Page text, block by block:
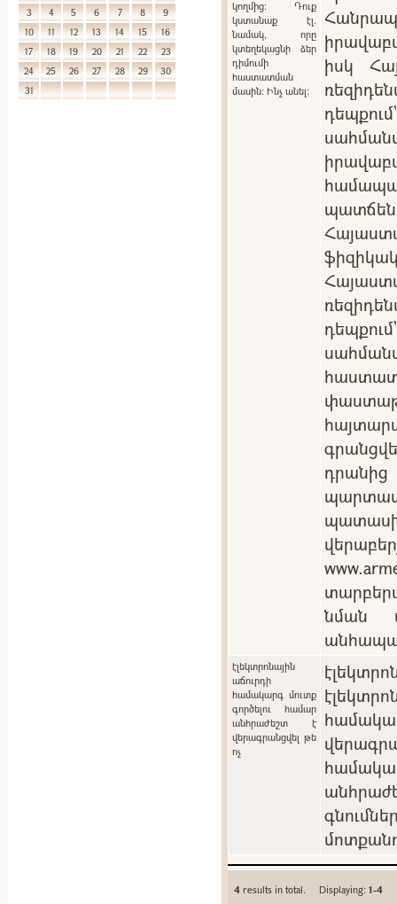
3
4 5 6 7 8
9
10
11 12 13 14 15
16
17
18 19 20 21 22
23
24
25 26 27 28 29
30
31
կողմից: Դուք
կստանաք էլ.
նամակ, որը
կտեղեկացնի ձեր
դիմումի
հաստատման
մասին: Ինչ անել:
իսկ
նման
էլեկտրոնային
աճուրդի
համակարգ մուտք
գործելու համար
անհրաժեշտ է
վերագրանցվել թե
ոչ
4 results in total. Displaying:1-4